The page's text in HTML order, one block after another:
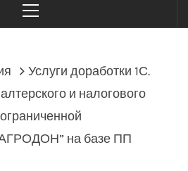
Menu
Услуги доработки 1С.
и налогового
на базе ПП